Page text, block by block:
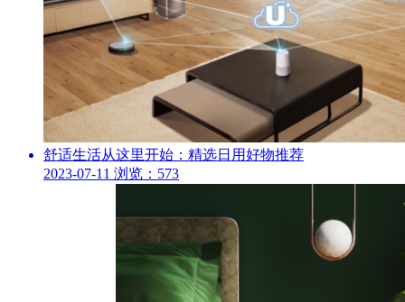
舒适生活从这里开始：精选日用好物推荐
2023-07-11 浏览：573